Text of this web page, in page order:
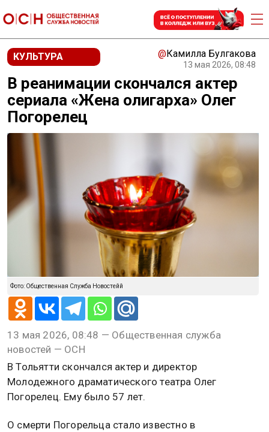
КУЛЬТУРА @Камилла Булгакова
13 мая 2026, 08:48
В реанимации скончался актер
сериала «Жена олигарха» Олег
Погорелец
Фото: Общественная Служба Новостейй
13 мая 2026, 08:48 — Общественная служба
новостей — ОСН
В Тольятти скончался актер и директор
Молодежного драматического театра Олег
Погорелец. Ему было 57 лет.
О смерти Погорельца стало известно в